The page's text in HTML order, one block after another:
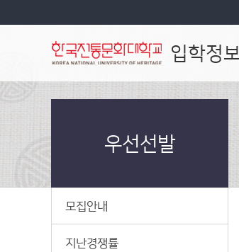
입학정보
우선선발
모집안내
지난경쟁률